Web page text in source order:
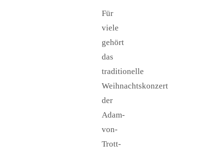
Für
viele
gehört
das
traditionelle
Weihnachtskonzert
der
Adam-
von-
Trott-